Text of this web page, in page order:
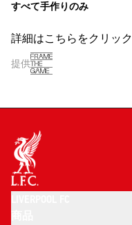
すべて手作りのみ
詳細はこちらをクリック
提供